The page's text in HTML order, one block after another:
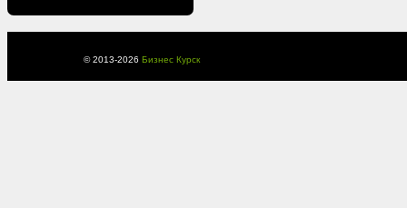
© 2013-2026 Бизнес Курск